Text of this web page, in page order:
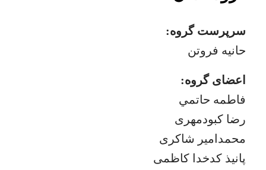
سرپرست گروه:
حانیه فروتن
اعضای گروه:
فاطمه حاتمي
رضا كبودمهرى
محمدامير شاكرى
پانيذ كدخدا كاظمى